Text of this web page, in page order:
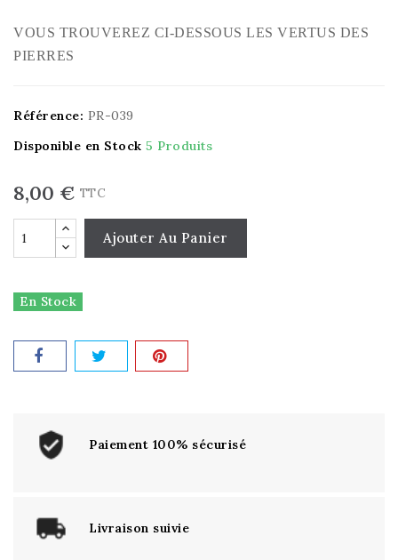
VOUS TROUVEREZ CI-DESSOUS LES VERTUS DES
PIERRES
Référence: PR-039
Disponible en Stock 5 Produits
8,00 € TTC
Ajouter Au Panier
En Stock
Paiement 100% sécurisé
Livraison suivie